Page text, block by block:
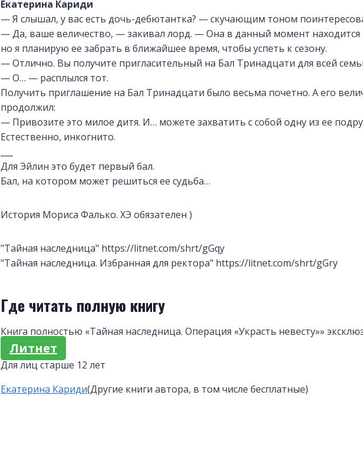
Екатерина Кариди
— Я слышал, у вас есть дочь-дебютантка? — скучающим тоном
— Да, ваше величество, — закивал лорд. — Она в данный момент находится
но я планирую ее забрать в ближайшее время, чтобы успеть к сезону.
— Отлично. Вы получите пригласительный на Бал Тринадцати для всей
— О… — расплылся тот.
Получить приглашение на Бал Тринадцати было весьма почетно. А его
продолжил:
— Привозите это милое дитя. И… можете захватить с собой одну из ее
Естественно, инкогнито.
Для Эйлин это будет первый бал.
Бал, на котором может решиться ее судьба…
История Мориса Фалько. ХЭ обязателен )
"Тайная наследница" https://litnet.com/shrt/gGqy
"Тайная наследница. Избранная для ректора" https://litnet.com/shrt/gGry
Где читать полную книгу
Книга полностью «Тайная наследница. Операция «Украсть невесту»»
Литнет
Для лиц старше 12 лет
Метки
Екатерина Кариди(Другие книги автора, в том числе бесплатные)